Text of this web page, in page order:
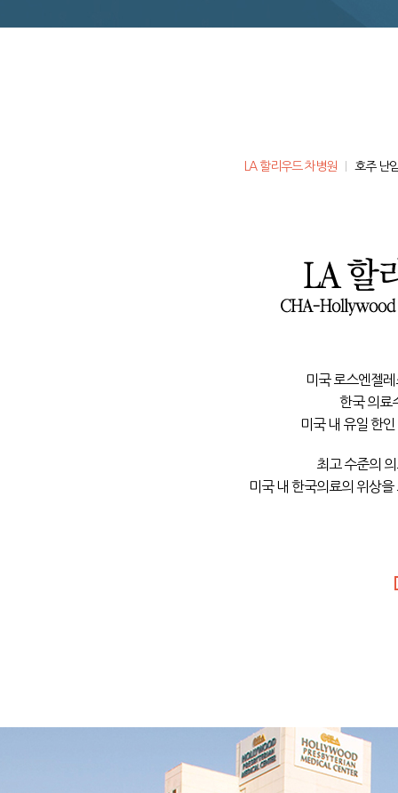
LA 할리우드 차병원 호주 난
미국 로스엔젤
한국 의료
미국 내 유일 한
최고 수준의
미국 내 한국의료의 위상